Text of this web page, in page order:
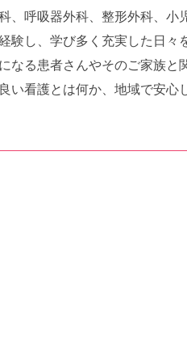
、呼吸器外科、整形外科、小
験し、学び多く充実した日々
なる患者さんやそのご家族と
い看護とは何か、地域で安心